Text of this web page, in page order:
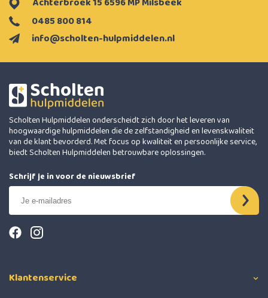
info@scholten-hulpmiddelen.nl
0485 800 814
Scholten Hulpmiddelen onderscheidt zich door het leveren van
hoogwaardige hulpmiddelen die de zelfstandigheid en levenskwaliteit
van de klant bevorderd. Met focus op kwaliteit en persoonlijke service,
biedt Scholten Hulpmiddelen betrouwbare oplossingen.
Schrijf je in voor de nieuwsbrief
Klantenservice